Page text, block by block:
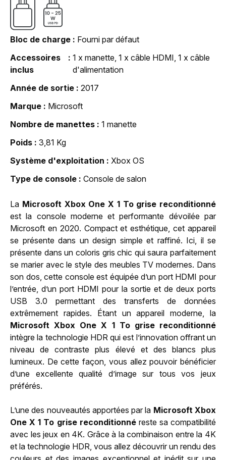
Bloc de charge
Fourni par défaut
Accessoires
inclus
1 x manette, 1 x câble HDMI, 1 x câble
d'alimentation
Année de sortie
2017
Marque
Microsoft
Nombre de manettes
1 manette
Poids
3,81 Kg
Système d'exploitation
Xbox OS
Type de console
Console de salon
La Microsoft Xbox One X 1 To grise reconditionné
est la console moderne et performante dévoilée par
Microsoft en 2020. Compact et esthétique, cet appareil
se présente dans un design simple et raffiné. Ici, il se
présente dans un coloris gris chic qui saura parfaitement
se marier avec le style des meubles TV modernes. Dans
son dos, cette console est équipée d’un port HDMI pour
l’entrée, d’un port HDMI pour la sortie et de deux ports
USB 3.0 permettant des transferts de données
extrêmement rapides. Étant un appareil moderne, la
Microsoft Xbox One X 1 To grise reconditionné
intègre la technologie HDR qui est l’innovation offrant un
niveau de contraste plus élevé et des blancs plus
lumineux. De cette façon, vous allez pouvoir bénéficier
d’une excellente qualité d’image sur tous vos jeux
préférés.
L’une des nouveautés apportées par la Microsoft Xbox
One X 1 To grise reconditionnéreste sa compatibilité
avec les jeux en 4K. Grâce à la combinaison entre la 4K
et la technologie HDR, vous allez découvrir un rendu des